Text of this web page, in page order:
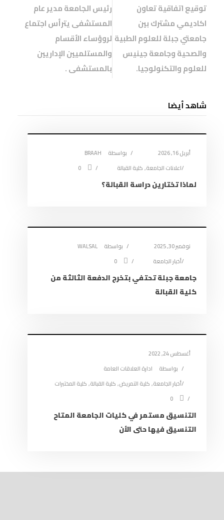
رئيس الجامعة مدير عام
المستشفى يترأس اجتماع
لروؤساء الأقسام
والمستلميين الإداريين
بالمستشفى .
توقيع اتفاقية تعاون
اكاديمي مشترك بين
جامعتي جبلة للعلوم الطبية
والصحية وجامعة جينيس
للعلوم والتكنولوجيا.
شاهد أيضا
أبريل 16, 2026 بواسطة
BRAAH
اعلانات الجامعة, كلية القبالة 0
لماذا تختارين دراسة القبالة؟
نوفمبر 30, 2025 بواسطة
WALSAL
أخبار الجامعة
0
جامعة جبلة تحتفي بتخرج الدفعة الثالثة من
كلية القبالة
أغسطس 24, 2022
بواسطة
ادارة العلاقات العامة
أخبار الجامعة, كلية التمريض, كلية القبالة, كلية المختبرات
0
التنسيق مستمر في كليات الجامعة المتاح
التنسيق فيها حتى الأن